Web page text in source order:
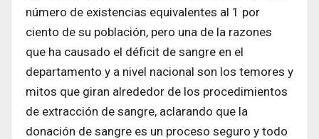
número de existencias equivalentes al 1 por
ciento de su población, pero una de la razones
que ha causado el déficit de sangre en el
departamento y a nivel nacional son los temores y
mitos que giran alrededor de los procedimientos
de extracción de sangre, aclarando que la
donación de sangre es un proceso seguro y todo